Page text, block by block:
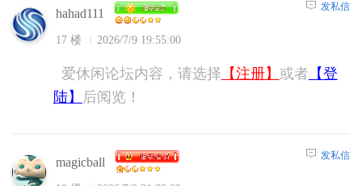
hahad111
17 楼 2026/7/9 19:55:00
发私信
爱休闲论坛内容，请选择 【注册】 或者 【登
陆】
后阅览！
magicball 发私信